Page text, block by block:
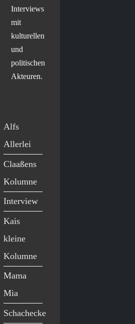
Interviews
mit
kulturellen
und
politischen
Akteuren.
Alfs
Allerlei
Claaßens
Kolumne
Interview
Kais
kleine
Kolumne
Mama
Mia
Schachecke